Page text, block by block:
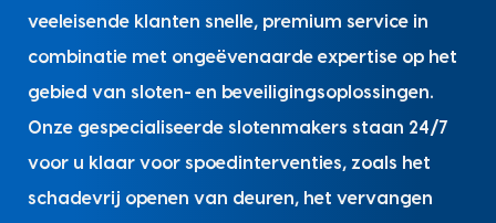
veeleisende klanten snelle, premium service in
combinatie met ongeëvenaarde expertise op het
gebied van sloten- en beveiligingsoplossingen.
Onze gespecialiseerde slotenmakers staan 24/7
voor u klaar voor spoedinterventies, zoals het
schadevrij openen van deuren, het vervangen